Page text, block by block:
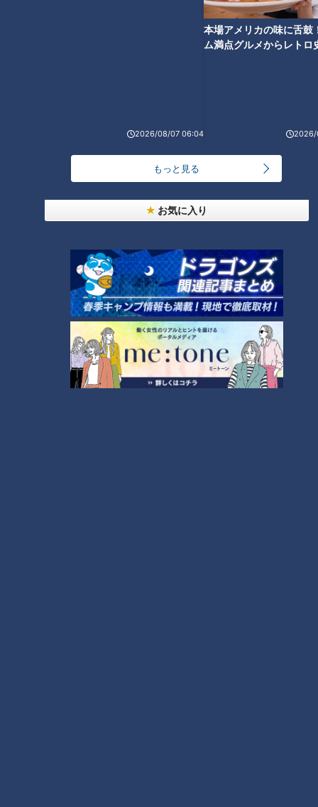
2026/08/07 06:04
本場アメリカの味に舌鼓
ム満点グルメからレトロ
2026/
もっと見る
お気に入り
「和包丁。出刃とか柳刃と言われている。出刃は魚を３枚にお
ろしたり、柳刃は刺身包丁で、 刺身を薄く切った
りする時に使う」
と、片方だけに刃が付けてあるものが多いそう。食材に鋭く食
い込み、素材を薄くきれいに切ることもできます。
一方、洋包丁は一般家庭でおなじみの三徳包丁や、肉も野菜も
切れる牛刀、フルーツなどが切りやすい小ぶりのペティナイフ
などがあります。洋包丁の特徴は、刃が両刃であること。片刃
包丁の一部は引いて使うものもありますが、両刃の包丁は押し
切りでも引き切りでも使えます。